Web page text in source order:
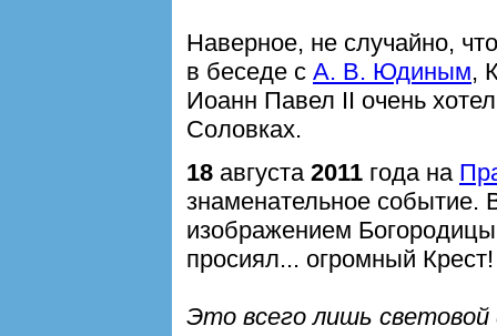
Наверное, не случайно,
в беседе с А. В. Юдиным,
Иоанн Павел II очень
Соловках.
18 августа 2011 года на
знаменательное событие.
изображением
просиял... огромный Крест!
Это всего лишь